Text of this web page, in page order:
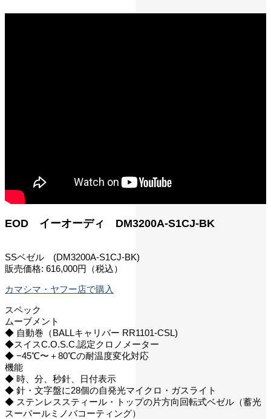
EOD イーオーディ DM3200A-S1CJ-BK
SSベゼル (DM3200A-S1CJ-BK)
販売価格: 616,000円（税込）
カマシマ・ヤフー店で購入
スペック
ムーブメント
◆ 自動巻（BALLキャリバー RR1101-CSL)
◆スイスC.O.S.C.認定クロノメーター
◆ −45℃〜＋80℃の耐温度変化対応
機能
◆ 時、分、秒針、日付表示
◆ 針・文字盤に28個の自発光マイクロ・ガスライト
◆ ステンレススティール・トップの片方向回転式ベゼル（蓄光
スーパールミノバコーティング）